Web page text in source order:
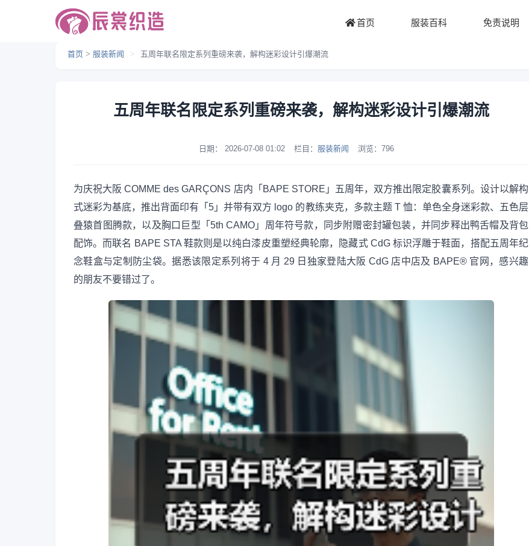
首页 服装百科 免责说明
首页 > 服装新闻 > 五周年联名限定系列重磅来袭，解构迷彩设计引爆潮流
五周年联名限定系列重磅来袭，解构迷彩设计引爆潮流
日期： 2026-07-08 01:02 栏目： 服装新闻 浏览： 796
为庆祝大阪 COMME des GARÇONS 店内「BAPE STORE」五周年，双方推出限定胶囊系列。设计以解构
式迷彩为基底，推出背面印有「5」并带有双方 logo 的教练夹克，多款主题 T 恤：单色全身迷彩款、五色层
叠猿首图腾款，以及胸口巨型「5th CAMO」周年符号款，同步附赠密封罐包装，并同步释出鸭舌帽及背包
配饰。而联名 BAPE STA 鞋款则是以纯白漆皮重塑经典轮廓，隐藏式 CdG 标识浮雕于鞋面，搭配五周年纪
念鞋盒与定制防尘袋。据悉该限定系列将于 4 月 29 日独家登陆大阪 CdG 店中店及 BAPE® 官网，感兴趣
的朋友不要错过了。